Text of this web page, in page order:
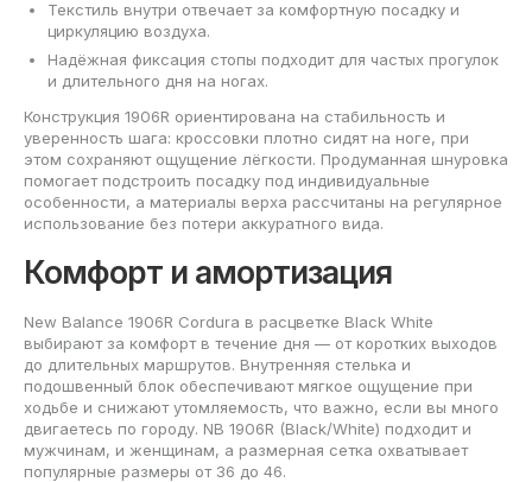
Текстиль внутри отвечает за комфортную посадку и
циркуляцию воздуха.
Надёжная фиксация стопы подходит для частых прогулок
и длительного дня на ногах.
Конструкция 1906R ориентирована на стабильность и
уверенность шага: кроссовки плотно сидят на ноге, при
этом сохраняют ощущение лёгкости. Продуманная шнуровка
помогает подстроить посадку под индивидуальные
особенности, а материалы верха рассчитаны на регулярное
использование без потери аккуратного вида.
Комфорт и амортизация
New Balance 1906R Cordura в расцветке Black White
выбирают за комфорт в течение дня — от коротких выходов
до длительных маршрутов. Внутренняя стелька и
подошвенный блок обеспечивают мягкое ощущение при
ходьбе и снижают утомляемость, что важно, если вы много
двигаетесь по городу. NB 1906R (Black/White) подходит и
мужчинам, и женщинам, а размерная сетка охватывает
популярные размеры от 36 до 46.